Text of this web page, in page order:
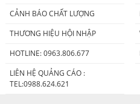
CẢNH BÁO CHẤT LƯỢNG
THƯƠNG HIỆU HỘI NHẬP
HOTLINE: 0963.806.677
LIÊN HỆ QUẢNG CÁO :
TEL:0988.624.621